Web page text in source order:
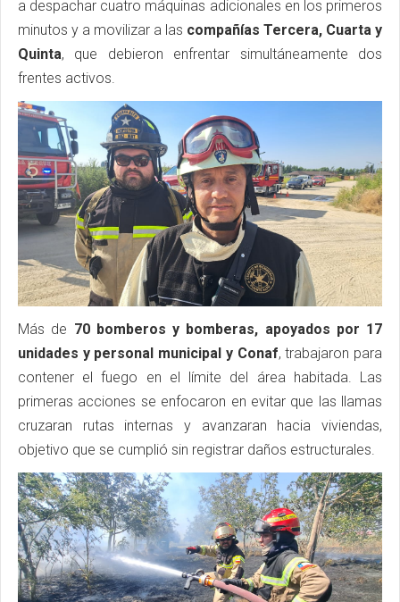
a despachar cuatro máquinas adicionales en los primeros
minutos y a movilizar a las compañías Tercera, Cuarta y
Quinta, que debieron enfrentar simultáneamente dos
frentes activos.
Más de 70 bomberos y bomberas, apoyados por 17
unidades y personal municipal y Conaf, trabajaron para
contener el fuego en el límite del área habitada. Las
primeras acciones se enfocaron en evitar que las llamas
cruzaran rutas internas y avanzaran hacia viviendas,
objetivo que se cumplió sin registrar daños estructurales.